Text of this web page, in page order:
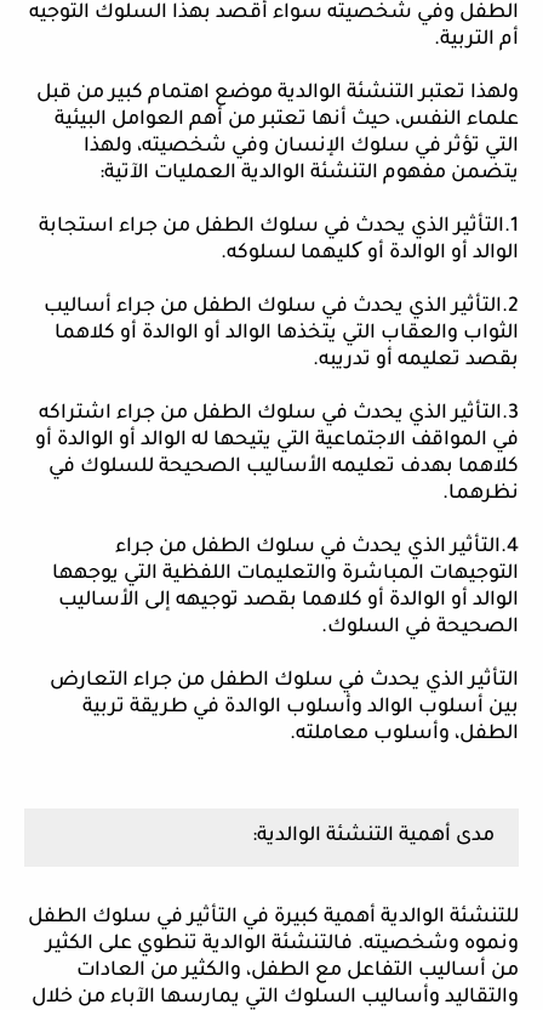
الطفل وفي شخصيته سواء أقصد بهذا السلوك التوجيه
أم التربية.
ولهذا تعتبر التنشئة الوالدية موضع اهتمام كبير من قبل
علماء النفس، حيث أنها تعتبر من أهم العوامل البيئية
التي تؤثر في سلوك الإنسان وفي شخصيته، ولهذا
يتضمن مفهوم التنشئة الوالدية العمليات الآتية:
1.التأثير الذي يحدث في سلوك الطفل من جراء استجابة
الوالد أو الوالدة أو کليهما لسلوكه.
2.التأثير الذي يحدث في سلوك الطفل من جراء أساليب
الثواب والعقاب التي يتخذها الوالد أو الوالدة أو كلاهما
بقصد تعليمه أو تدريبه.
3.التأثير الذي يحدث في سلوك الطفل من جراء اشتراكه
في المواقف الاجتماعية التي يتيحها له الوالد أو الوالدة أو
كلاهما بهدف تعليمه الأساليب الصحيحة للسلوك في
نظرهما.
4.التأثير الذي يحدث في سلوك الطفل من جراء
التوجيهات المباشرة والتعليمات اللفظية التي يوجهها
الوالد أو الوالدة أو كلاهما بقصد توجيهه إلى الأساليب
الصحيحة في السلوك.
التأثير الذي يحدث في سلوك الطفل من جراء التعارض
بين أسلوب الوالد وأسلوب الوالدة في طريقة تربية
الطفل، وأسلوب معاملته.
مدى أهمية التنشئة الوالدية:
للتنشئة الوالدية أهمية كبيرة في التأثير في سلوك الطفل
ونموه وشخصيته. فالتنشئة الوالدية تنطوي على الكثير
من أساليب التفاعل مع الطفل، والكثير من العادات
والتقاليد وأساليب السلوك التي يمارسها الآباء من خلال